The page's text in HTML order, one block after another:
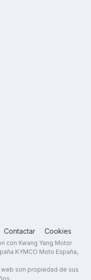
Contactar Cookies
con Kwang Yang Motor
KYMCO Moto España,
son propiedad de sus